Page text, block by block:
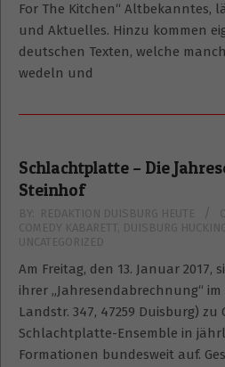
For The Kitchen“ Altbekanntes,
und Aktuelles. Hinzu kommen
deutschen Texten, welche
wedeln und
Schlachtplatte – Die
Steinhof
2017-
01-
BY: REDAKTION DUISBURG HEUTE
COMEDY KABARETT
DUISBURG
UNCATEGORIZED
Am Freitag, den 13. Januar
ihrer „Jahresendabrechnung“
Landstr. 347, 47259 Duisburg) zu
Schlachtplatte-Ensemble in
Formationen bundesweit auf.